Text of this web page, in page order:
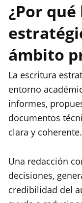
¿Por
ámbito
La escritura
entorno
informes,
documentos
clara y coherente.
Una redacción
decisiones,
credibilidad del